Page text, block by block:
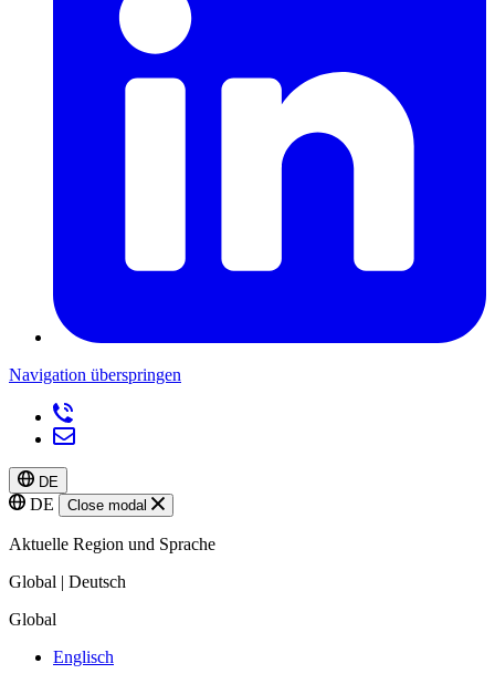
Navigation überspringen
DE
DE Close modal
Aktuelle Region und Sprache
Global | Deutsch
Global
Englisch